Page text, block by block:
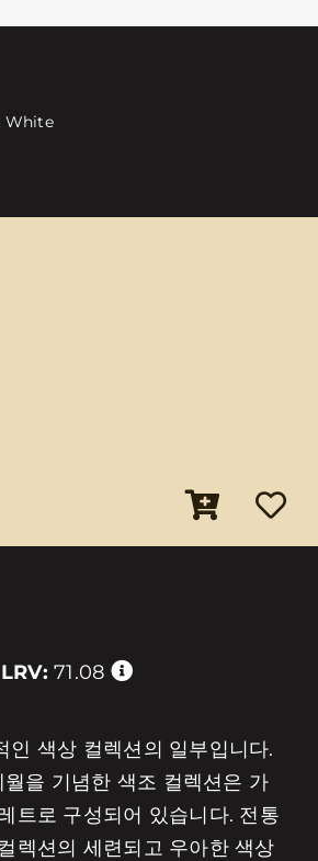
White
LRV: 71.08
인 색상 컬렉션의 일부입니다.
월을 기념한 색조 컬렉션은 가
트로 구성되어 있습니다. 전통
렉션의 세련되고 우아한 색상